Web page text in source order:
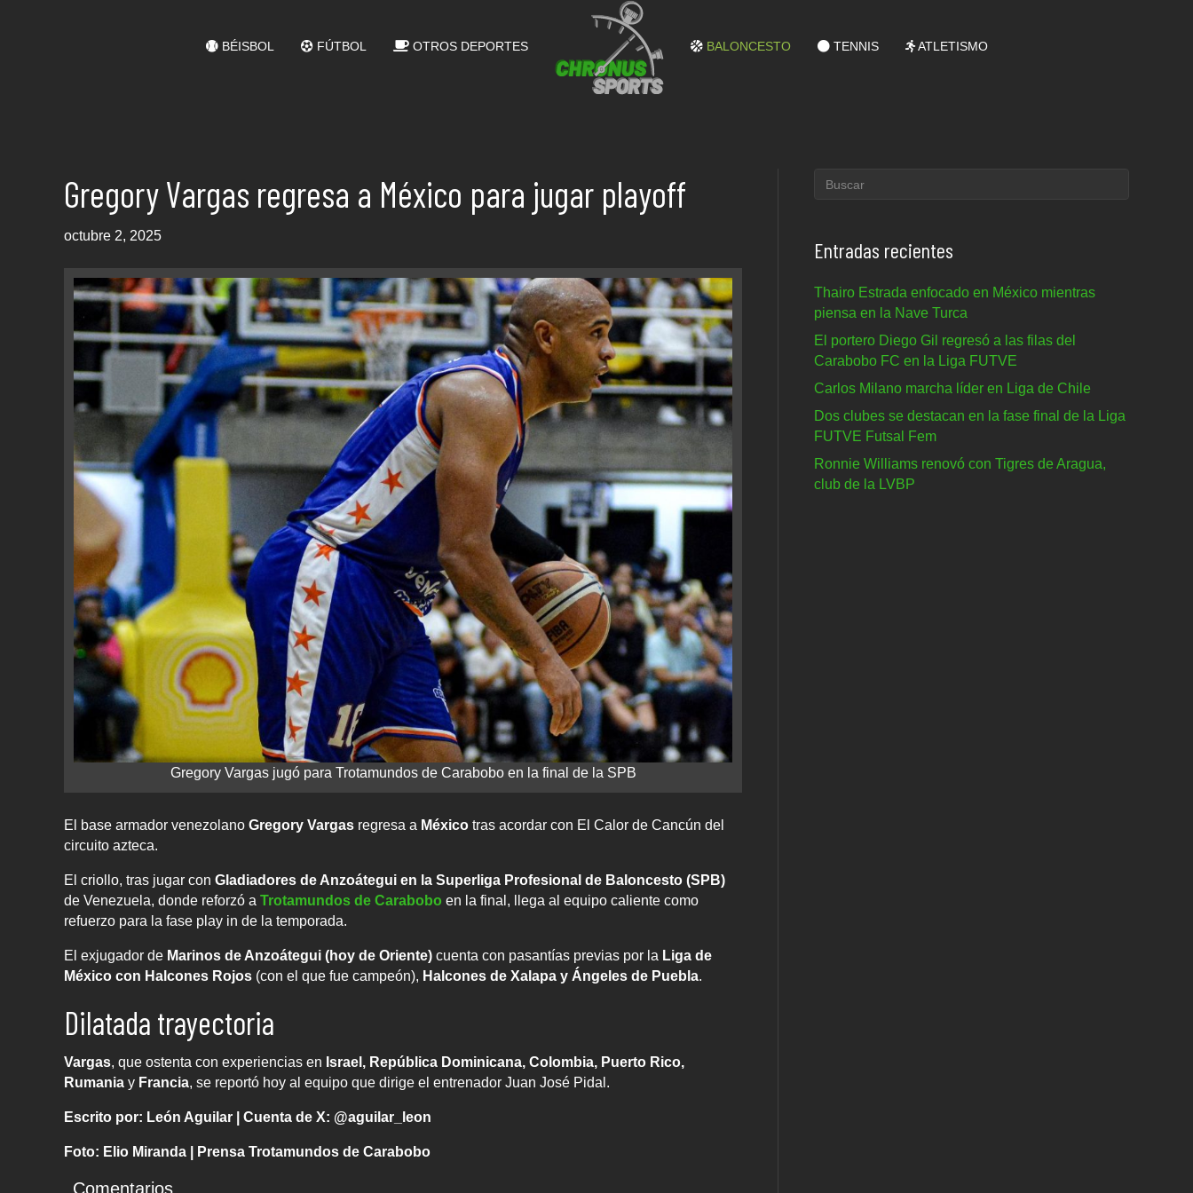
BÉISBOL FÚTBOL OTROS DEPORTES BALONCESTO TENNIS ATLETISMO
Gregory Vargas regresa a México para jugar playoff
octubre 2, 2025
Gregory Vargas jugó para Trotamundos de Carabobo en la final de la SPB
El base armador venezolano Gregory Vargas regresa a México tras acordar con El Calor de Cancún del
circuito azteca.
El criollo, tras jugar con Gladiadores de Anzoátegui en la Superliga Profesional de Baloncesto (SPB)
de Venezuela, donde reforzó a Trotamundos de Carabobo en la final, llega al equipo caliente como
refuerzo para la fase play in de la temporada.
El exjugador de Marinos de Anzoátegui (hoy de Oriente) cuenta con pasantías previas por la Liga de
México con Halcones Rojos (con el que fue campeón), Halcones de Xalapa y Ángeles de Puebla.
Dilatada trayectoria
Vargas, que ostenta con experiencias en Israel, República Dominicana, Colombia, Puerto Rico,
Rumania y Francia, se reportó hoy al equipo que dirige el entrenador Juan José Pidal.
Escrito por: León Aguilar | Cuenta de X: @aguilar_leon
Foto: Elio Miranda | Prensa Trotamundos de Carabobo
Comentarios
Entradas recientes
Thairo Estrada enfocado en México mientras
piensa en la Nave Turca
El portero Diego Gil regresó a las filas del
Carabobo FC en la Liga FUTVE
Carlos Milano marcha líder en Liga de Chile
Dos clubes se destacan en la fase final de la Liga
FUTVE Futsal Fem
Ronnie Williams renovó con Tigres de Aragua,
club de la LVBP